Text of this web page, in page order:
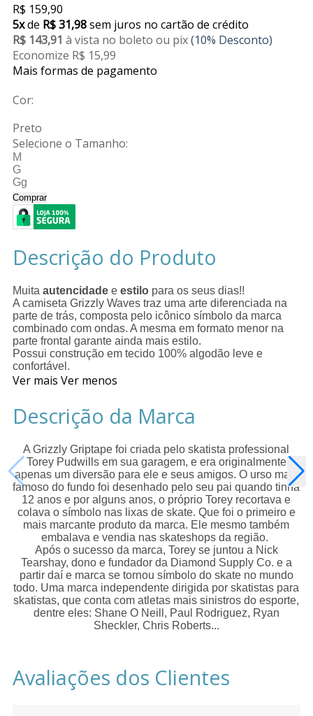
R$ 159,90
5xde R$ 31,98 sem juros no cartão de crédito
R$ 143,91 à vista no boleto ou pix(10% Desconto)
Economize R$ 15,99
Mais formas de pagamento
Cor:
Preto
Selecione o Tamanho:
M
G
Gg
Comprar
Descrição do Produto
Muita autencidade e estilo para os seus dias!!
A camiseta Grizzly Waves traz uma arte diferenciada na
parte de trás, composta pelo icônico símbolo da marca
combinado com ondas. A mesma em formato menor na
parte frontal garante ainda mais estilo.
Possui construção em tecido 100% algodão leve e
confortável.
Ver mais Ver menos
Descrição da Marca
A Grizzly Griptape foi criada pelo skatista professional
Torey Pudwills em sua garagem, e era originalmente
apenas um diversão para ele e seus amigos. O urso mais
famoso do fundo foi desenhado pelo seu pai quando tinha
12 anos e por alguns anos, o próprio Torey recortava e
colava o símbolo nas lixas de skate. Que foi o primeiro e
mais marcante produto da marca. Ele mesmo também
embalava e vendia nas skateshops da região.
Após o sucesso da marca, Torey se juntou a Nick
Tearshay, dono e fundador da Diamond Supply Co. e a
partir daí e marca se tornou símbolo do skate no mundo
todo. Uma marca independente dirigida por skatistas para
skatistas, que conta com atletas mais sinistros do esporte,
dentre eles: Shane O Neill, Paul Rodriguez, Ryan
Sheckler, Chris Roberts...
Avaliações dos Clientes